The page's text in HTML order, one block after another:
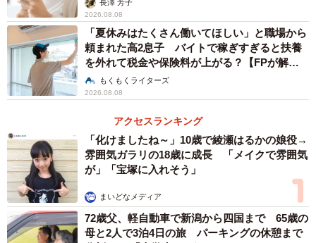
長澤 芳子
2026.08.08
「夏休みはたくさん働いてほしい」と職場から
頼まれた高2息子 バイトで稼ぎすぎると扶養
を外れて税金や保険料が上がる？【FPが解
説】もくもくライターズ
2026.08.08
アクセスランキング
「化けましたね～」10歳で綾瀬はるかの娘役→
雰囲気ガラリの18歳に成長 「メイクで雰囲気
が」「宝塚に入れそう」
まいどなメディア
72歳父、軽自動車で新潟から四国まで 65歳の
母と2人で3泊4日の旅 パーキングの休憩まで